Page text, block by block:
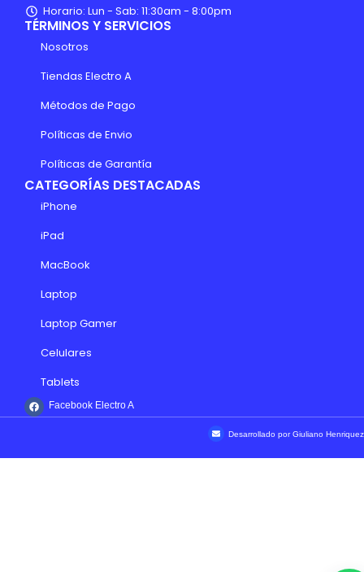
Horario: Lun - Sab: 11:30am - 8:00pm
TÉRMINOS Y SERVICIOS
Nosotros
Tiendas Electro A
Métodos de Pago
Políticas de Envio
Políticas de Garantía
CATEGORÍAS DESTACADAS
iPhone
iPad
MacBook
Laptop
Laptop Gamer
Celulares
Tablets
Facebook Electro A
Desarrollado por Giuliano Henriquez